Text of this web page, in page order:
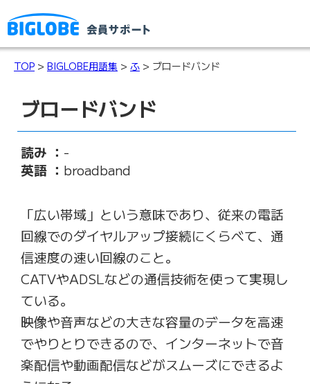
TOP > BIGLOBE用語集 > ふ > ブロードバンド
ブロードバンド
読み ： -
英語 ： broadband
「広い帯域」という意味であり、従来の電話
回線でのダイヤルアップ接続にくらべて、通
信速度の速い回線のこと。
CATVやADSLなどの通信技術を使って実現し
ている。
映像や音声などの大きな容量のデータを高速
でやりとりできるので、インターネットで音
楽配信や動画配信などがスムーズにできるよ